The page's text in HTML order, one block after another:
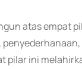
atas empat
pilar ini